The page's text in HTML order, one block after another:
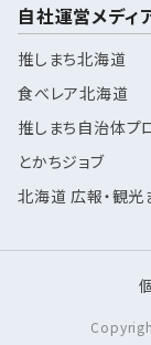
自社運営メディ
推しまち北海道
食べレア北海道
推しまち自治体プ
とかちジョブ
北海道 広報・観光